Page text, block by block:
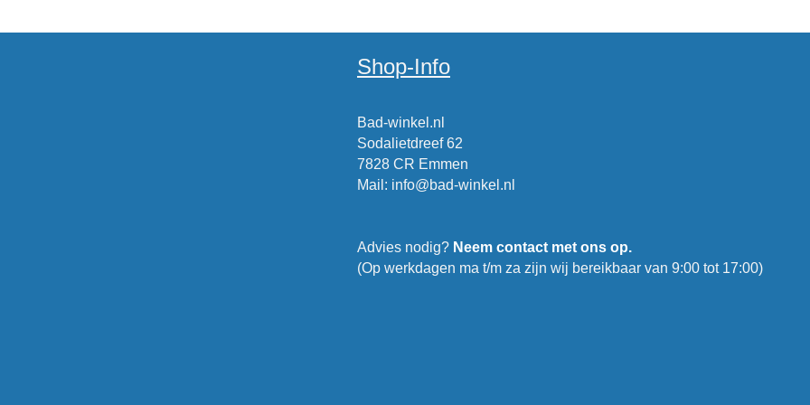
Shop-Info
Bad-winkel.nl
Sodalietdreef 62
7828 CR Emmen
Mail : info@bad-winkel.nl
Advies nodig? Neem contact met ons op.
(Op werkdagen ma t/m za zijn wij bereikbaar van 9:00 tot 17:00)